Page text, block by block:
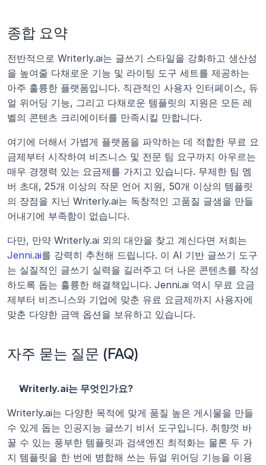
종합 요약
전반적으로 Writerly.ai는 글쓰기 스타일을 강화하고 생산성
을 높여줄 다채로운 기능 및 라이팅 도구 세트를 제공하는
아주 훌륭한 플랫폼입니다. 직관적인 사용자 인터페이스, 듀
얼 위어딩 기능, 그리고 다채로운 템플릿의 지원은 모든 레
벨의 콘텐츠 크리에이터를 만족시킬 만합니다.
여기에 더해서 가볍게 플랫폼을 파악하는 데 적합한 무료 요
금제부터 시작하여 비즈니스 및 전문 팀 요구까지 아우르는
매우 경쟁력 있는 요금제를 가지고 있습니다. 무제한 팀 멤
버 초대, 25개 이상의 작문 언어 지원, 50개 이상의 템플릿
의 장점을 지닌 Writerly.ai는 독창적인 고품질 글샘을 만들
어내기에 부족함이 없습니다.
다만, 만약 Writerly.ai 외의 대안을 찾고 계신다면 저희는
Jenni.ai를 강력히 추천해 드립니다. 이 AI 기반 글쓰기 도구
는 실질적인 글쓰기 실력을 길러주고 더 나은 콘텐츠를 작성
하도록 돕는 훌륭한 해결책입니다. Jenni.ai 역시 무료 요금
제부터 비즈니스와 기업에 맞춘 유료 요금제까지 사용자에
맞춘 다양한 금액 옵션을 보유하고 있습니다.
자주 묻는 질문 (FAQ)
Writerly.ai는 무엇인가요?
Writerly.ai는 다양한 목적에 맞게 품질 높은 게시물을 만들
수 있게 돕는 인공지능 글쓰기 비서 도구입니다. 취향껏 바
꿀 수 있는 풍부한 템플릿과 검색엔진 최적화는 물론 두 가
지 템플릿을 한 번에 병합해 쓰는 듀얼 위어딩 기능을 이용